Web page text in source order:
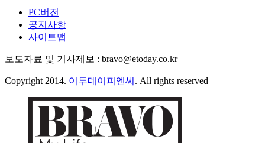
PC버전
공지사항
사이트맵
보도자료 및 기사제보 : bravo@etoday.co.kr
Copyright 2014. 이투데이피엔씨 . All rights reserved